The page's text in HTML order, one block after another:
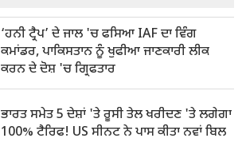
‘ਹਨੀ ਟ੍ਰੈਪ’ ਦੇ ਜਾਲ 'ਚ ਫਸਿਆ IAF ਦਾ ਵਿੰਗ
ਕਮਾਂਡਰ, ਪਾਕਿਸਤਾਨ ਨੂੰ ਖੁਫੀਆ ਜਾਣਕਾਰੀ ਲੀਕ
ਕਰਨ ਦੇ ਦੋਸ਼ 'ਚ ਗ੍ਰਿਫਤਾਰ
ਭਾਰਤ ਸਮੇਤ 5 ਦੇਸ਼ਾਂ 'ਤੇ ਰੂਸੀ ਤੇਲ ਖਰੀਦਣ 'ਤੇ ਲਗੇਗਾ
100% ਟੈਰਿਫ! US ਸੀਨਟ ਨੇ ਪਾਸ ਕੀਤਾ ਨਵਾਂ ਬਿਲ